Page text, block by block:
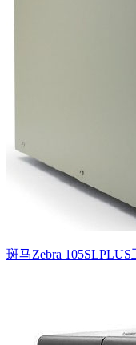
斑马Zebra